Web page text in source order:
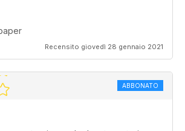
Recensito giovedì 28 gennaio 2021
ABBONATO